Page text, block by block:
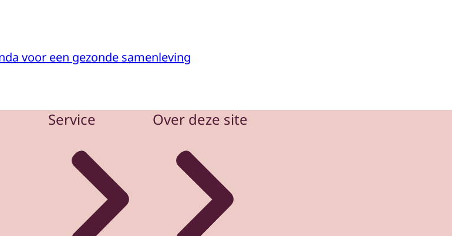
voor een gezonde samenleving
Service Over deze site